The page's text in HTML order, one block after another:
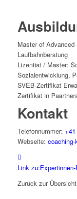
Master of
Laufbahnberatung
Lizentiat / Master:
Sozialentwicklung,
SVEB-Zertifikat
Zertifikat in
Kontakt
Telefonnummer:
Webseite:
Link
Zurück zur Übersicht